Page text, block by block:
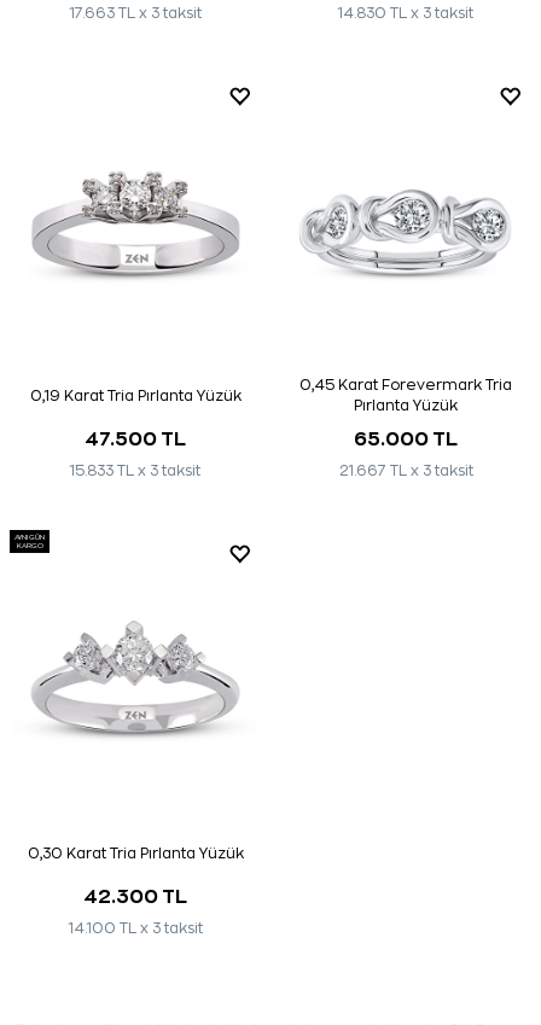
17.663 TL x 3 taksit 14.830 TL x 3 taksit
0,19 Karat Tria Pırlanta Yüzük
47.500 TL
15.833 TL x 3 taksit
0,45 Karat Forevermark Tria
Pırlanta Yüzük
65.000 TL
21.667 TL x 3 taksit
AYNI GÜN
KARGO
0,30 Karat Tria Pırlanta Yüzük
42.300 TL
14.100 TL x 3 taksit